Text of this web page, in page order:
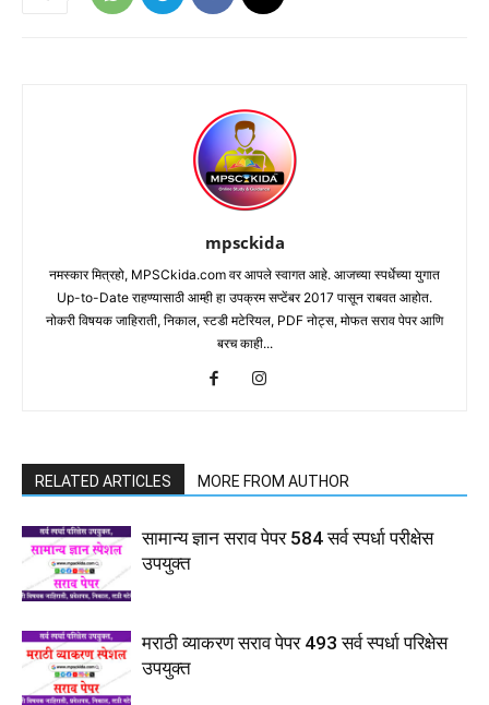
mpsckida
नमस्कार मित्रहो, MPSCkida.com वर आपले स्वागत आहे. आजच्या स्पर्धेच्या युगात
Up-to-Date राहण्यासाठी आम्ही हा उपक्रम सप्टेंबर 2017 पासून राबवत आहोत.
नोकरी विषयक जाहिराती, निकाल, स्टडी मटेरियल, PDF नोट्स, मोफत सराव पेपर आणि
बरच काही...
RELATED ARTICLES MORE FROM AUTHOR
सामान्य ज्ञान सराव पेपर 584 सर्व स्पर्धा परीक्षेस
उपयुक्त
मराठी व्याकरण सराव पेपर 493 सर्व स्पर्धा परिक्षेस
उपयुक्त